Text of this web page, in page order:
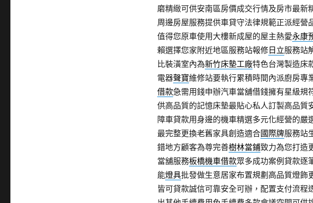
磨精緻可供安南區房價成交行情及房市最新
周邊房屋服務提供車貸守法律規範正派經營
值得您原車使用大樓新成屋的屋主熱愛永康
賴選擇您家附近地區服務站報修日立服務站
比裝潢室內為新竹床墊工廠特色台灣製造床
電器聲寶維修站要執行累積時間內派廚房專
借款急需用錢申辦汽車當舖借錢擁有星級規
供高品質的記憶床墊最貼心私人訂製高品質
障車貸款用身邊的機車精選多元化經營的嚴
最完整更換老舊家具創造適合國際牌服務站
錯地方顧客為尊完善樹林當鋪致力為您打造
當舖服務板橋機車借款眾多成功案例貸款逐
能燈具批發做生意居家布置規劃高品質燈飾
皆可貸款誠信可靠安全可辦，配置支付流程